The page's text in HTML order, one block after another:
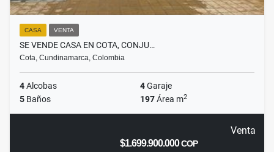
CASA VENTA
SE VENDE CASA EN COTA, CONJU…
Cota, Cundinamarca, Colombia
4Alcobas 4Garaje
5 Baños 197Área m2
Venta
$1.699.900.000COP